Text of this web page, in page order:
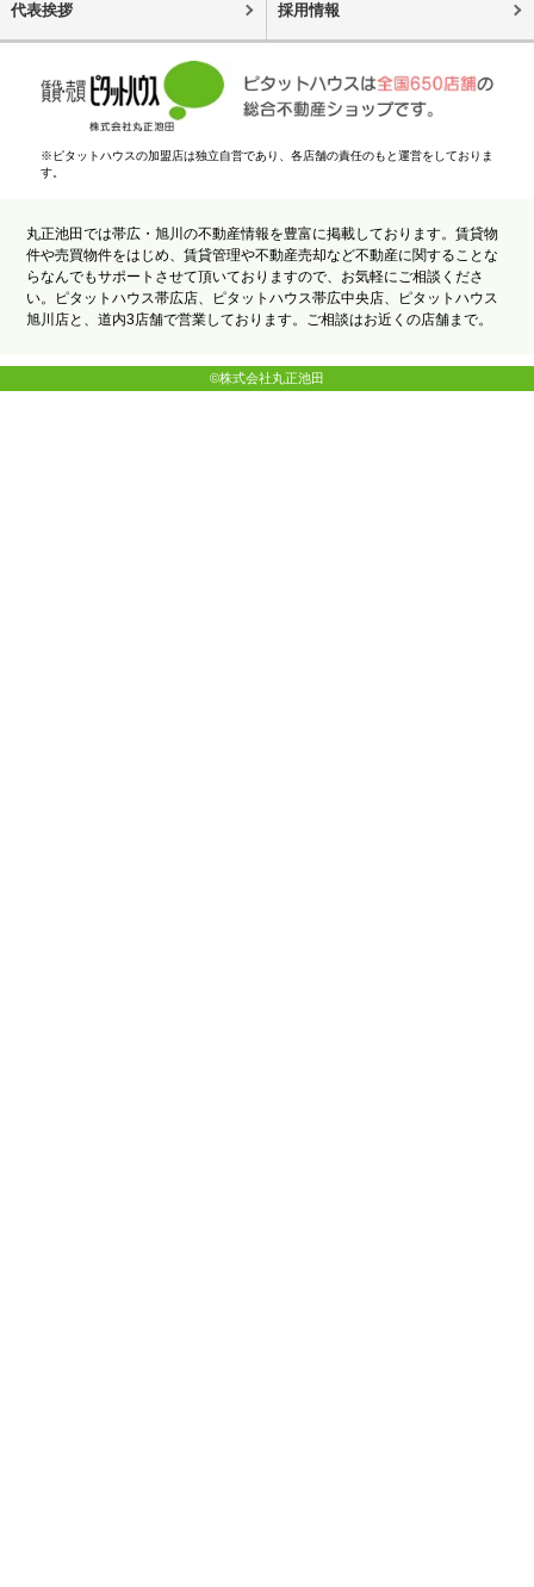
代表挨拶 採用情報
※ピタットハウスの加盟店は独立自営であり、各店舗の責任のもと運営をしておりま
す。
丸正池田では帯広・旭川の不動産情報を豊富に掲載しております。賃貸物
件や売買物件をはじめ、賃貸管理や不動産売却など不動産に関することな
らなんでもサポートさせて頂いておりますので、お気軽にご相談くださ
い。ピタットハウス帯広店、ピタットハウス帯広中央店、ピタットハウス
旭川店と、道内3店舗で営業しております。ご相談はお近くの店舗まで。
©株式会社丸正池田